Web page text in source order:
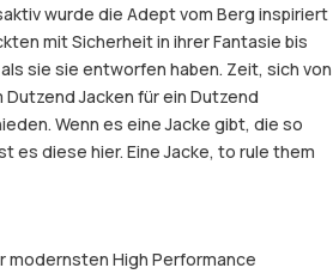
wurde die Adept vom Berg inspiriert
mit Sicherheit in ihrer Fantasie bis
sie sie entworfen haben. Zeit, sich von
Jacken für ein Dutzend
Wenn es eine Jacke gibt, die so
es diese hier. Eine Jacke, to rule them
modernsten High Performance